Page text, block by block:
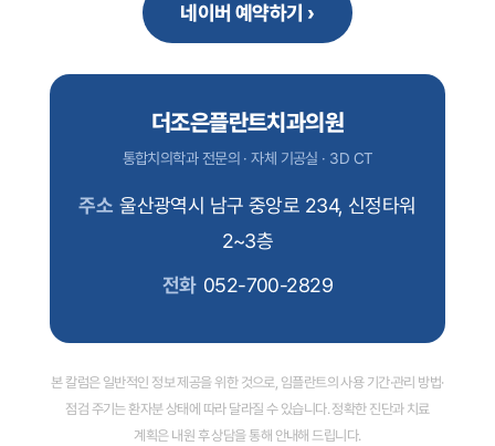
네이버 예약하기 ›
더조은플란트치과의원
통합치의학과 전문의 · 자체 기공실 · 3D CT
주소 울산광역시 남구 중앙로 234, 신정타워
2~3층
전화 052-700-2829
본 칼럼은 일반적인 정보 제공을 위한 것으로, 임플란트의 사용 기간·관리 방법·
점검 주기는 환자분 상태에 따라 달라질 수 있습니다. 정확한 진단과 치료
계획은 내원 후 상담을 통해 안내해 드립니다.